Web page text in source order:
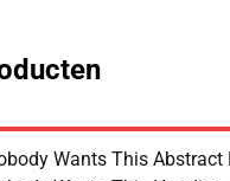
Wants This Abstract